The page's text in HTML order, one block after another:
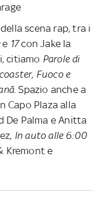
scena rap, tra i
e 17con Jake la
citiamo Parole di
, Fuoco e
. Spazio anche a
Capo Plaza alla
De Palma e Anitta
In auto alle 6:00
Kremont e